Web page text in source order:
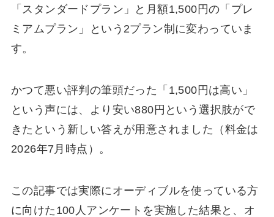
「スタンダードプラン」と月額1,500円の「プレ
ミアムプラン」という2プラン制に変わっていま
す。
かつて悪い評判の筆頭だった「1,500円は高い」
という声には、より安い880円という選択肢がで
きたという新しい答えが用意されました（料金は
2026年7月時点）。
この記事では実際にオーディブルを使っている方
に向けた100人アンケートを実施した結果と、オ